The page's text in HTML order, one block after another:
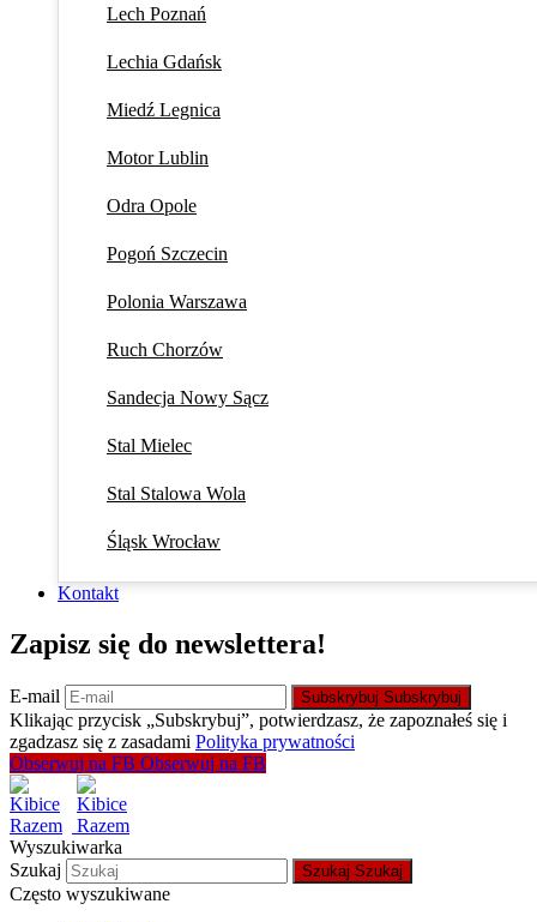
Lech Poznań
Lechia Gdańsk
Miedź Legnica
Motor Lublin
Odra Opole
Pogoń Szczecin
Polonia Warszawa
Ruch Chorzów
Sandecja Nowy Sącz
Stal Mielec
Stal Stalowa Wola
Śląsk Wrocław
Kontakt
Zapisz się do newslettera!
E-mail Subskrybuj Subskrybuj
Klikając przycisk „Subskrybuj”, potwierdzasz, że zapoznałeś się i
zgadzasz się z zasadami Polityka prywatności
Obserwuj na FB Obserwuj na FB
Wyszukiwarka
Szukaj
Szukaj Szukaj
Często wyszukiwane